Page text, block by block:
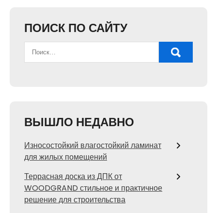
ПОИСК ПО САЙТУ
ВЫШЛО НЕДАВНО
Износостойкий влагостойкий ламинат
для жилых помещений
Террасная доска из ДПК от
WOODGRAND стильное и практичное
решение для строительства